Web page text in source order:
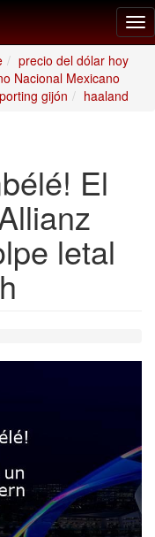
precio del dólar hoy
Nacional Mexicano
gijón haaland
El
letal